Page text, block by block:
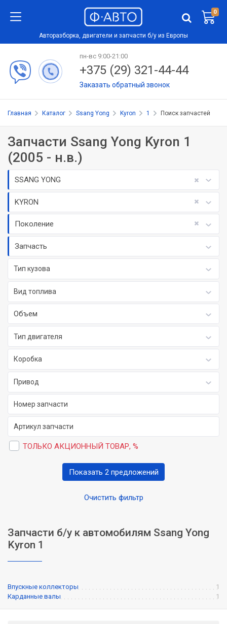
0
Авторазборка, двигатели и запчасти б/у из Европы
пн-вс 9:00-21:00
+375 (29) 321-44-44
Заказать обратный звонок
Главная Каталог Ssang Yong Kyron 1 Поиск запчастей
Запчасти Ssang Yong Kyron 1
(2005 - н.в.)
SSANG YONG
KYRON
Поколение
Запчасть
Тип кузова
Вид топлива
Объем
Тип двигателя
Коробка
Привод
ТОЛЬКО АКЦИОННЫЙ ТОВАР, %
Очистить фильтр
Показать 2 предложений
Запчасти б/у к автомобилям Ssang Yong
Kyron 1
Впускные коллекторы
1
Карданные валы
1